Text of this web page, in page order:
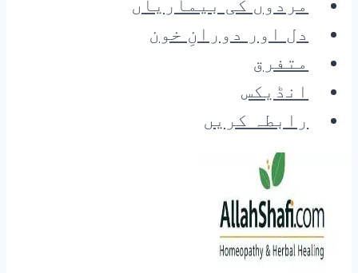
مردوں کی بیماریاں
دل اور دورانِ خون
متفرق
انڈیکس
رابطہ کریں